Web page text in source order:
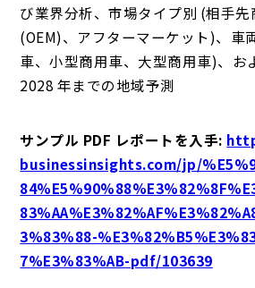
び業界分析、市場タイプ別 (相手先
(OEM)、アフターマーケット)、車
車、小型商用車、大型商用車)、お
2028 年までの地域予測
サンプル PDF レポートを入手:
businessinsights.com/jp/
3%83%88-
7%E3%83%AB-pdf/103639